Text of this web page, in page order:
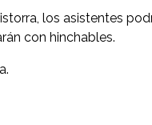
los asistentes
con hinchables.